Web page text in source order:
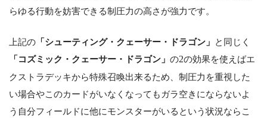
らゆる行動を妨害できる制圧力の高さが強力です。
上記の 「シューティング・クェーサー・ドラゴン」 と同じく
「コズミック・クェーサー・ドラゴン」 の2の効果を使えばエ
クストラデッキから特殊召喚出来るため、制圧力を重視した
い場合やこのカードがいなくなってもガラ空きにならないよ
う自分フィールドに他にモンスターがいるという状況ならこ